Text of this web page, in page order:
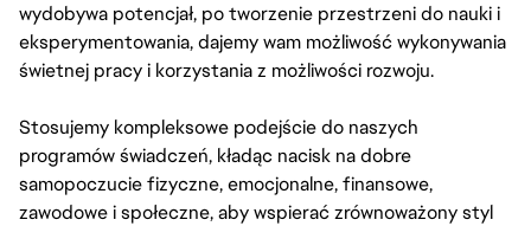
wydobywa potencjał, po tworzenie przestrzeni do nauki i
eksperymentowania, dajemy wam możliwość wykonywania
świetnej pracy i korzystania z możliwości rozwoju.
Stosujemy kompleksowe podejście do naszych
programów świadczeń, kładąc nacisk na dobre
samopoczucie fizyczne, emocjonalne, finansowe,
zawodowe i społeczne, aby wspierać zrównoważony styl